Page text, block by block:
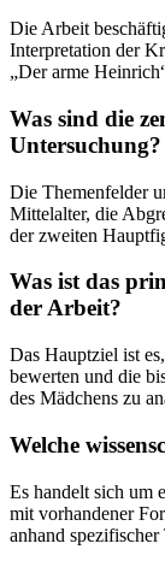
Die Arbeit
Interpretation der
„Der arme
Was sind die
Untersuchung?
Die Themenfelder
Mittelalter, die
der zweiten
Was ist das
der Arbeit?
Das Hauptziel ist
bewerten und die
des Mädchens zu
Welche
Es handelt sich um
mit vorhandener
anhand